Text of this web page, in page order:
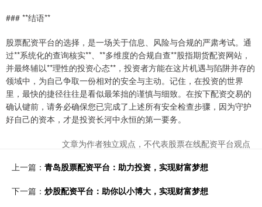
### **结语**
股票配资平台的选择，是一场关于信息、风险与合规的严肃考试。通
过**系统化的查询核实**、**多维度的合规自查**股指期货配资网站，
并最终辅以**理性的投资心态**，投资者方能在这片机遇与陷阱并存的
领域中，为自己争取一份相对的安全与主动。记住，在投资的世界
里，最快的捷径往往是看似最笨拙的谨慎与细致。在按下配资交易的
确认键前，请务必确保您已完成了上述所有安全检查步骤，因为守护
好自己的资本，才是投资长河中永恒的第一要务。
文章为作者独立观点，不代表股票在线配资平台观点
上一篇： 青岛股票配资平台：助力投资，实现财富梦想
下一篇： 炒股配资平台：助你以小博大，实现财富梦想